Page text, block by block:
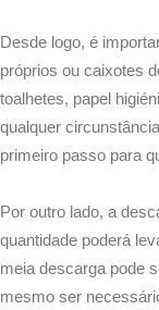
Desde logo, é
próprios ou caixotes
toalhetes, papel
qualquer
primeiro passo para
Por outro lado, a
quantidade poderá
meia descarga pode
mesmo ser